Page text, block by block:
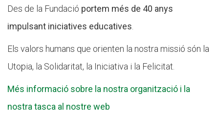
Des de la Fundació portem més de 40 anys
impulsant iniciatives educatives
Els valors humans que orienten la nostra missió són la
Utopia, la Solidaritat, la Iniciativa i la Felicitat.
Més informació sobre la nostra organització i la
nostra tasca al nostre web